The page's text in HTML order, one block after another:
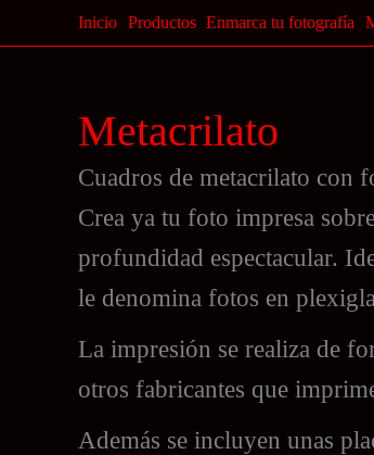
al
Inicio Productos Enmarca tu fotografía
Metacrilato
Cuadros de metacrilato con
Crea ya tu foto impresa
profundidad espectacular.
le denomina fotos en
La impresión se realiza de
otros fabricantes que
Además se incluyen unas